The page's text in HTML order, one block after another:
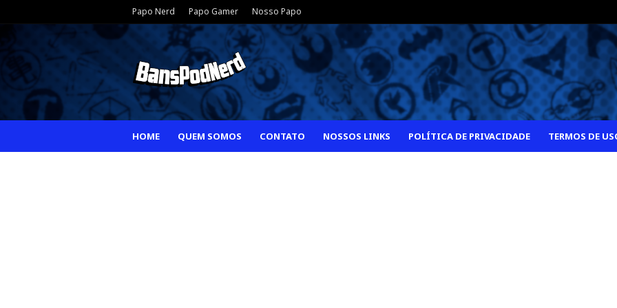
Papo Nerd Papo Gamer Nosso Papo
HOME QUEM SOMOS CONTATO NOSSOS LINKS POLÍTICA DE PRIVACIDADE TERMOS DE